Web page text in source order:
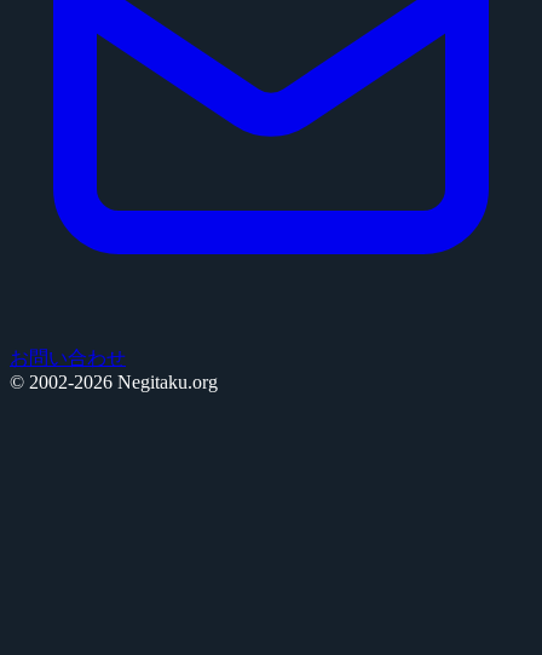
お問い合わせ
© 2002-2026 Negitaku.org